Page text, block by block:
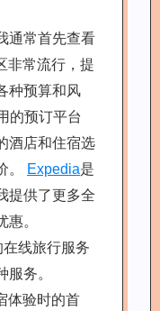
通常首先查看
非常流行，提
种预算和风
的预订平台
酒店和住宿选
。
Expedia是
提供了更多全
。
线旅行服务
务。
体验时的首